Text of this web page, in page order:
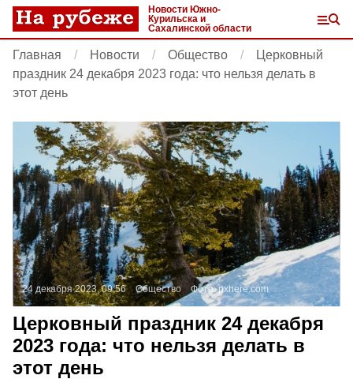
Новости Южно-
Курильска и
Сахалинской области
Главная Новости Общество
Церковный
праздник 24 декабря 2023 года: что нельзя делать в
этот день
24 декабря 2023, 09:56 Общество Фото:pxhere.com
Церковный праздник 24 декабря
2023 года: что нельзя делать в
этот день